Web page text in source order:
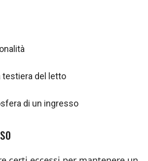
testiera del letto
di un ingresso